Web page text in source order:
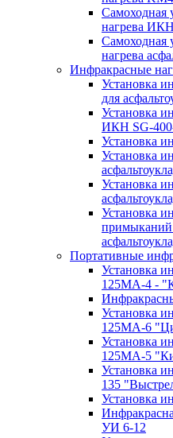
Самоходная
нагрева
Самоходная
нагрева
Инфракрасные
Установка
для
Установка
ИКН SG-
Установка
Установка
Установка
Установка
Портативные
Установка
125МA-4 -
Установка
125МA-6
Установка
125МA-5
Установка
135
Установка
УИ 6-12